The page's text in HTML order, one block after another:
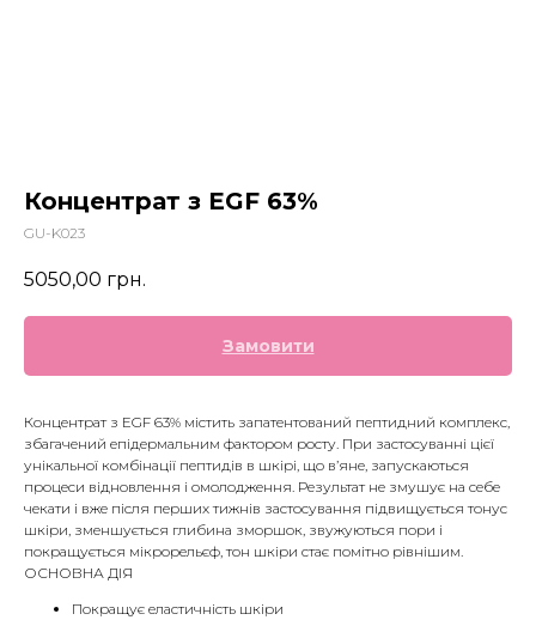
Концентрат з EGF 63%
GU-K023
5050,00 грн.
Замовити
Концентрат з EGF 63% містить запатентований пептидний комплекс,
збагачений епідермальним фактором росту. При застосуванні цієї
унікальної комбінації пептидів в шкірі, що в’яне, запускаються
процеси відновлення і омолодження. Результат не змушує на себе
чекати і вже після перших тижнів застосування підвищується тонус
шкіри, зменшується глибина зморшок, звужуються пори і
покращується мікрорельєф, тон шкіри стає помітно рівнішим.
ОСНОВНА ДІЯ
Покращує еластичність шкіри